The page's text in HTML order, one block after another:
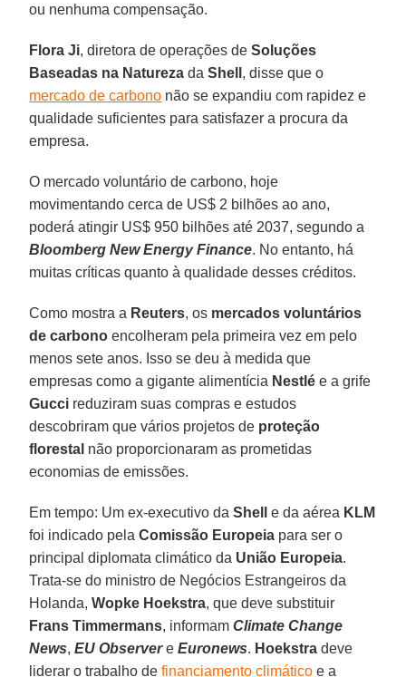
ou nenhuma compensação.
Flora Ji, diretora de operações deSoluções
Baseadas na Natureza daShell , disse que o
mercado de carbono não se expandiu com rapidez e
qualidade suficientes para satisfazer a procura da
empresa.
O mercado voluntário de carbono, hoje
movimentando cerca de US$ 2 bilhões ao ano,
poderá atingir US$ 950 bilhões até 2037, segundo a
Bloomberg New Energy Finance. No entanto, há
muitas críticas quanto à qualidade desses créditos.
Como mostra a Reuters, os mercados voluntários
de carbono encolheram pela primeira vez em pelo
menos sete anos. Isso se deu à medida que
empresas como a gigante alimentícia Nestlé e a grife
Gucci reduziram suas compras e estudos
descobriram que vários projetos de proteção
florestal não proporcionaram as prometidas
economias de emissões.
Em tempo: Um ex-executivo daShell e da aérea KLM
foi indicado pelaComissão Europeia para ser o
principal diplomata climático da União Europeia.
Trata-se do ministro de Negócios Estrangeiros da
Holanda,Wopke Hoekstra, que deve substituir
Frans Timmermans, informam Climate Change
News, EU ObservereEuronews. Hoekstra deve
liderar o trabalho de financiamento climático e a